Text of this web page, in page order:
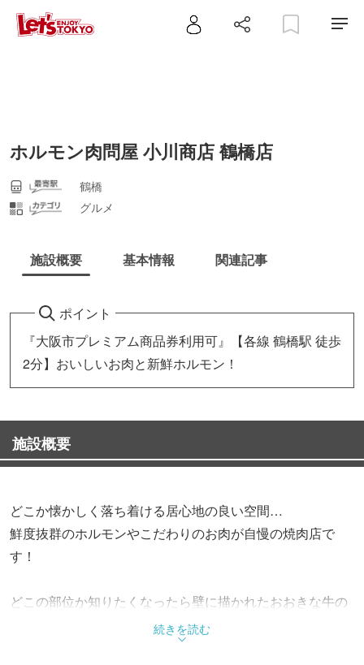
ホルモン肉問屋 小川商店 鶴橋店
鶴橋
グルメ
施設概要 基本情報 関連記事
ポイント
『大阪市プレミアム商品券利用可』【各線 鶴橋駅 徒歩
2分】おいしいお肉と新鮮ホルモン！
施設概要
どこか懐かしく落ち着ける居心地の良い空間…
鮮度抜群のホルモンやこだわりのお肉が自慢の焼肉店で
す！
どこの部位か知りたくなったら壁に描かれたおおきな牛の
続きを読む